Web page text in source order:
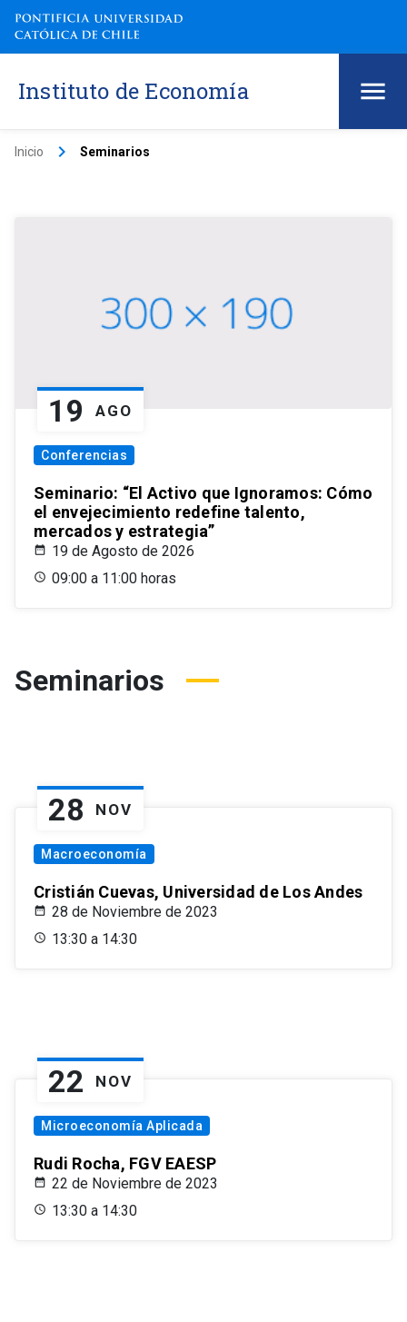
Instituto de Economía
Inicio keyboard_arrow_right Seminarios
19 AGO
Conferencias
Seminario: “El Activo que Ignoramos: Cómo
el envejecimiento redefine talento,
mercados y estrategia”
19 de Agosto de 2026
09:00 a 11:00 horas
Seminarios
28 NOV
Macroeconomía
Cristián Cuevas, Universidad de Los Andes
28 de Noviembre de 2023
13:30 a 14:30
22 NOV
Microeconomía Aplicada
Rudi Rocha, FGV EAESP
22 de Noviembre de 2023
13:30 a 14:30